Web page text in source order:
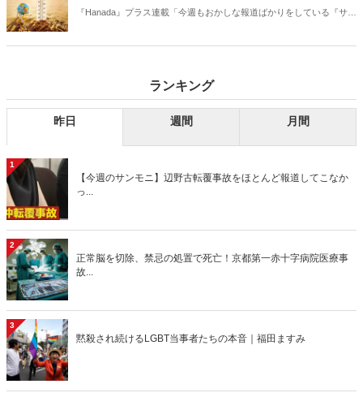
『Hanada』プラス連載「今週もおかしな報道ばかりをしている『サン
ランキング
昨日 週間 月間
1
【今週のサンモニ】辺野古転覆事故をほとんど報道してこなか
っ...
2
正常脳を切除、禁忌の処置で死亡！京都第一赤十字病院医療事
故...
3
黙殺され続けるLGBT当事者たちの本音｜福田ますみ